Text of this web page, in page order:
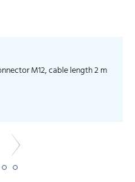
M12, cable length 2 m